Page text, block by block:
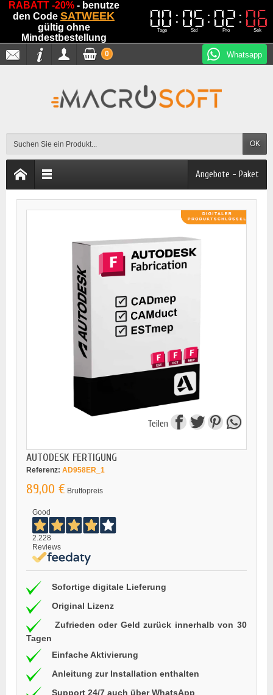
RABATT -20% - benutze
den Code SATWEEK
gültig ohne
Mindestbestellung
00
00
Tage
05
05
Std
02
02
Pro
05
05
Sek
Whatsapp
OK
0
Angebote - Paket
Teilen
AUTODESK FERTIGUNG
Referenz: AD958ER_1
89,00 € Bruttopreis
Good
2.228
Reviews
Sofortige digitale Lieferung
Original Lizenz
Zufrieden oder Geld zurück innerhalb von 30
Tagen
Einfache Aktivierung
Anleitung zur Installation enthalten
Support 24/7 auch über WhatsApp